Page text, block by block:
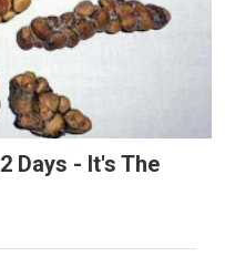
Days - It's The